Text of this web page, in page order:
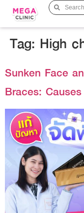
Tag: High
Sunken Face
Braces: